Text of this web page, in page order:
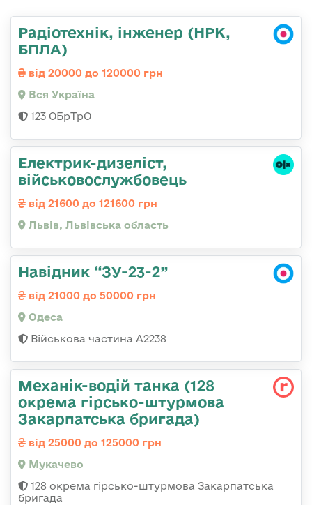
Радіотехнік, інженер (НРК,
БПЛА)
від 20000 до 120000 грн
Вся Україна
123 ОБрТрО
Електрик-дизеліст,
військовослужбовець
від 21600 до 121600 грн
Львів, Львівська область
Навідник “ЗУ-23-2”
від 21000 до 50000 грн
Одеса
Військова частина А2238
Механік-водій танка (128
окрема гірсько-штурмова
Закарпатська бригада)
від 25000 до 125000 грн
Мукачево
128 окрема гірсько-штурмова Закарпатська
бригада